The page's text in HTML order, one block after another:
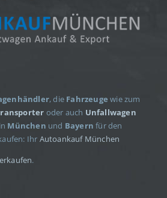
, die Fahrzeuge wie zum
oder auch Unfallwagen
München und Bayernfür den
Ihr Autoankauf München
.